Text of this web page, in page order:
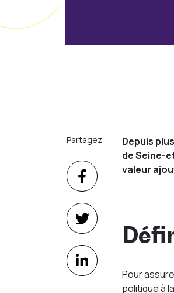
Partagez
Depuis
de Seine-
valeur
Pour
politique à